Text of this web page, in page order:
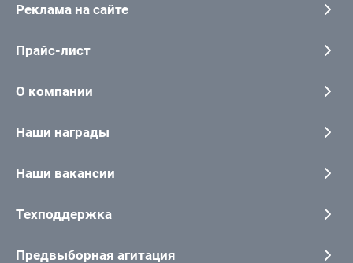
Реклама на сайте
Прайс-лист
О компании
Наши награды
Наши вакансии
Техподдержка
Предвыборная агитация